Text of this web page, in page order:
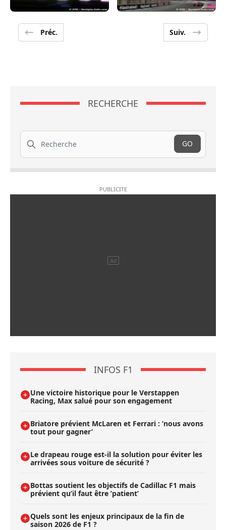
Préc. Suiv.
RECHERCHE
Recherche
GO
INFOS F1
Une victoire historique pour le Verstappen
Racing, Max salué pour son engagement
Briatore prévient McLaren et Ferrari : ’nous avons
tout pour gagner’
Le drapeau rouge est-il la solution pour éviter les
arrivées sous voiture de sécurité ?
Bottas soutient les objectifs de Cadillac F1 mais
prévient qu’il faut être ’patient’
Quels sont les enjeux principaux de la fin de
saison 2026 de F1 ?